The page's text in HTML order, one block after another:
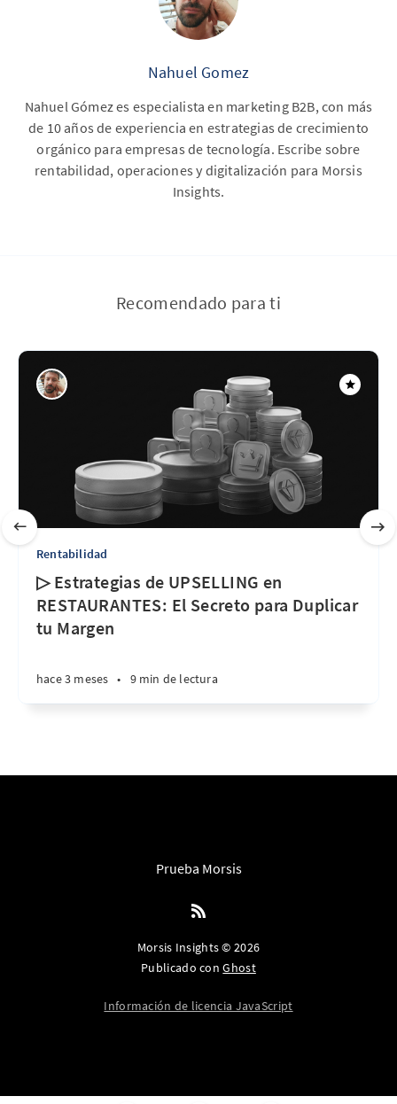
Nahuel Gomez
Nahuel Gómez es especialista en marketing B2B, con más
de 10 años de experiencia en estrategias de crecimiento
orgánico para empresas de tecnología. Escribe sobre
rentabilidad, operaciones y digitalización para Morsis
Insights.
Recomendado para ti
Rentabilidad
▷ Estrategias de UPSELLING en
RESTAURANTES: El Secreto para Duplicar
tu Margen
hace 3 meses • 9 min de lectura
Prueba Morsis
Morsis Insights © 2026
Publicado conGhost
Información de licencia JavaScript